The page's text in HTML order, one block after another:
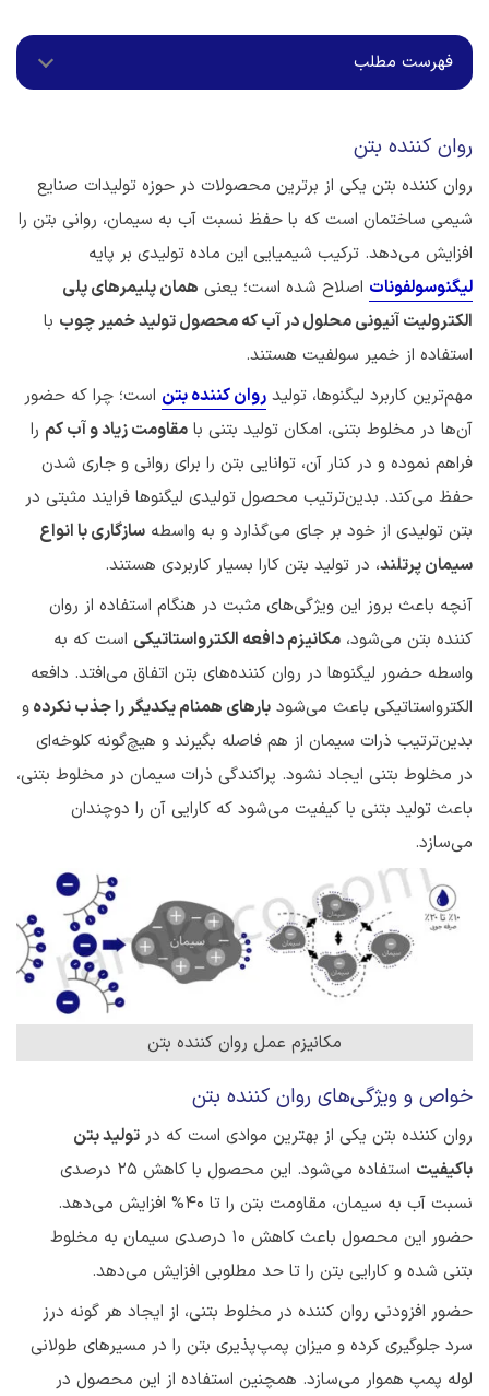
فهرست مطلب
روان کننده بتن
روان کننده بتن یکی از برترین محصولات در حوزه تولیدات صنایع
شیمی ساختمان است که با حفظ نسبت آب به سیمان، روانی بتن را
افزایش می‌دهد. ترکیب شیمیایی این ماده تولیدی بر پایه
لیگنوسولفونات اصلاح شده است؛ یعنی همان پلیمرهای پلی
الکترولیت آنیونی محلول در آب که محصول تولید خمیر چوب با
استفاده از خمیر سولفیت هستند.
مهم‌ترین کاربرد لیگنوها، تولید روان کننده بتن است؛ چرا که حضور
آن‌ها در مخلوط بتنی، امکان تولید بتنی با مقاومت زیاد و آب کم را
فراهم نموده و در کنار آن، توانایی بتن را برای روانی و جاری شدن
حفظ می‌کند. بدین‌ترتیب محصول تولیدی لیگنوها فرایند مثبتی در
بتن تولیدی از خود بر جای می‌گذارد و به واسطه سازگاری با انواع
سیمان پرتلند، در تولید بتن کارا بسیار کاربردی هستند.
آنچه باعث بروز این ویژگی‌های مثبت در هنگام استفاده از روان
کننده بتن می‌شود، مکانیزم دافعه الکترواستاتیکی است که به
واسطه حضور لیگنوها در روان کننده‌های بتن اتفاق می‌افتد. دافعه
الکترواستاتیکی باعث می‌شود بارهای همنام یکدیگر را جذب نکردهو
بدین‌ترتیب ذرات سیمان از هم فاصله بگیرند و هیچ‌گونه کلوخه‌ای
در مخلوط بتنی ایجاد نشود. پراکندگی ذرات سیمان در مخلوط بتنی،
باعث تولید بتنی با کیفیت می‌شود که کارایی آن را دوچندان
می‌سازد.
مکانیزم عمل روان کننده بتن
خواص و ویژگی‌های روان کننده بتن
روان کننده بتن یکی از بهترین موادی است که در تولید بتن
باکیفیت
استفاده می‌شود. این محصول با کاهش 25 درصدی
نسبت آب به سیمان، مقاومت بتن را تا 40% افزایش می‌دهد.
حضور این محصول باعث کاهش 10 درصدی سیمان به مخلوط
بتنی شده و کارایی بتن را تا حد مطلوبی افزایش می‌دهد.
حضور افزودنی روان کننده در مخلوط بتنی، از ایجاد هر گونه درز
سرد جلوگیری کرده و میزان پمپ‌پذیری بتن را در مسیرهای طولانی
لوله پمپ هموار می‌سازد. همچنین استفاده از این محصول در